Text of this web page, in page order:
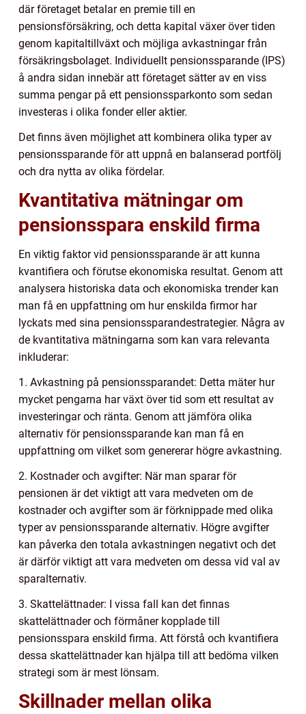
där företaget betalar en premie till en
pensionsförsäkring, och detta kapital växer över tiden
genom kapitaltillväxt och möjliga avkastningar från
försäkringsbolaget. Individuellt pensionssparande (IPS)
å andra sidan innebär att företaget sätter av en viss
summa pengar på ett pensionssparkonto som sedan
investeras i olika fonder eller aktier.
Det finns även möjlighet att kombinera olika typer av
pensionssparande för att uppnå en balanserad portfölj
och dra nytta av olika fördelar.
Kvantitativa mätningar om
pensionsspara enskild firma
En viktig faktor vid pensionssparande är att kunna
kvantifiera och förutse ekonomiska resultat. Genom att
analysera historiska data och ekonomiska trender kan
man få en uppfattning om hur enskilda firmor har
lyckats med sina pensionssparandestrategier. Några av
de kvantitativa mätningarna som kan vara relevanta
inkluderar:
1. Avkastning på pensionssparandet: Detta mäter hur
mycket pengarna har växt över tid som ett resultat av
investeringar och ränta. Genom att jämföra olika
alternativ för pensionssparande kan man få en
uppfattning om vilket som genererar högre avkastning.
2. Kostnader och avgifter: När man sparar för
pensionen är det viktigt att vara medveten om de
kostnader och avgifter som är förknippade med olika
typer av pensionssparande alternativ. Högre avgifter
kan påverka den totala avkastningen negativt och det
är därför viktigt att vara medveten om dessa vid val av
sparalternativ.
3. Skattelättnader: I vissa fall kan det finnas
skattelättnader och förmåner kopplade till
pensionsspara enskild firma. Att förstå och kvantifiera
dessa skattelättnader kan hjälpa till att bedöma vilken
strategi som är mest lönsam.
Skillnader mellan olika